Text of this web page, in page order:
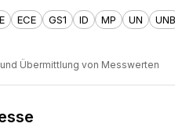
ECE GS1 ID MP UN
UNB
Übermittlung von Messwerten